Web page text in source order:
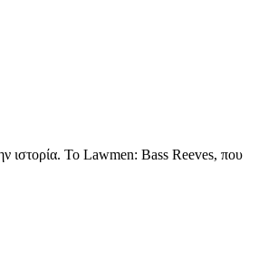
ιστορία. Το Lawmen: Bass Reeves, που